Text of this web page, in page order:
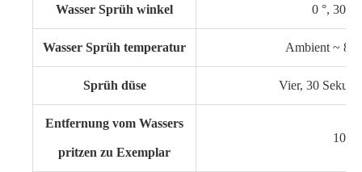
Wasser Sprüh winkel 0 °, 30 °,
Wasser Sprüh temperatur Ambient ~ 88
Sprüh düse Vier, 30
Entfernung vom Wassers
pritzen zu Exemplar
10 ~